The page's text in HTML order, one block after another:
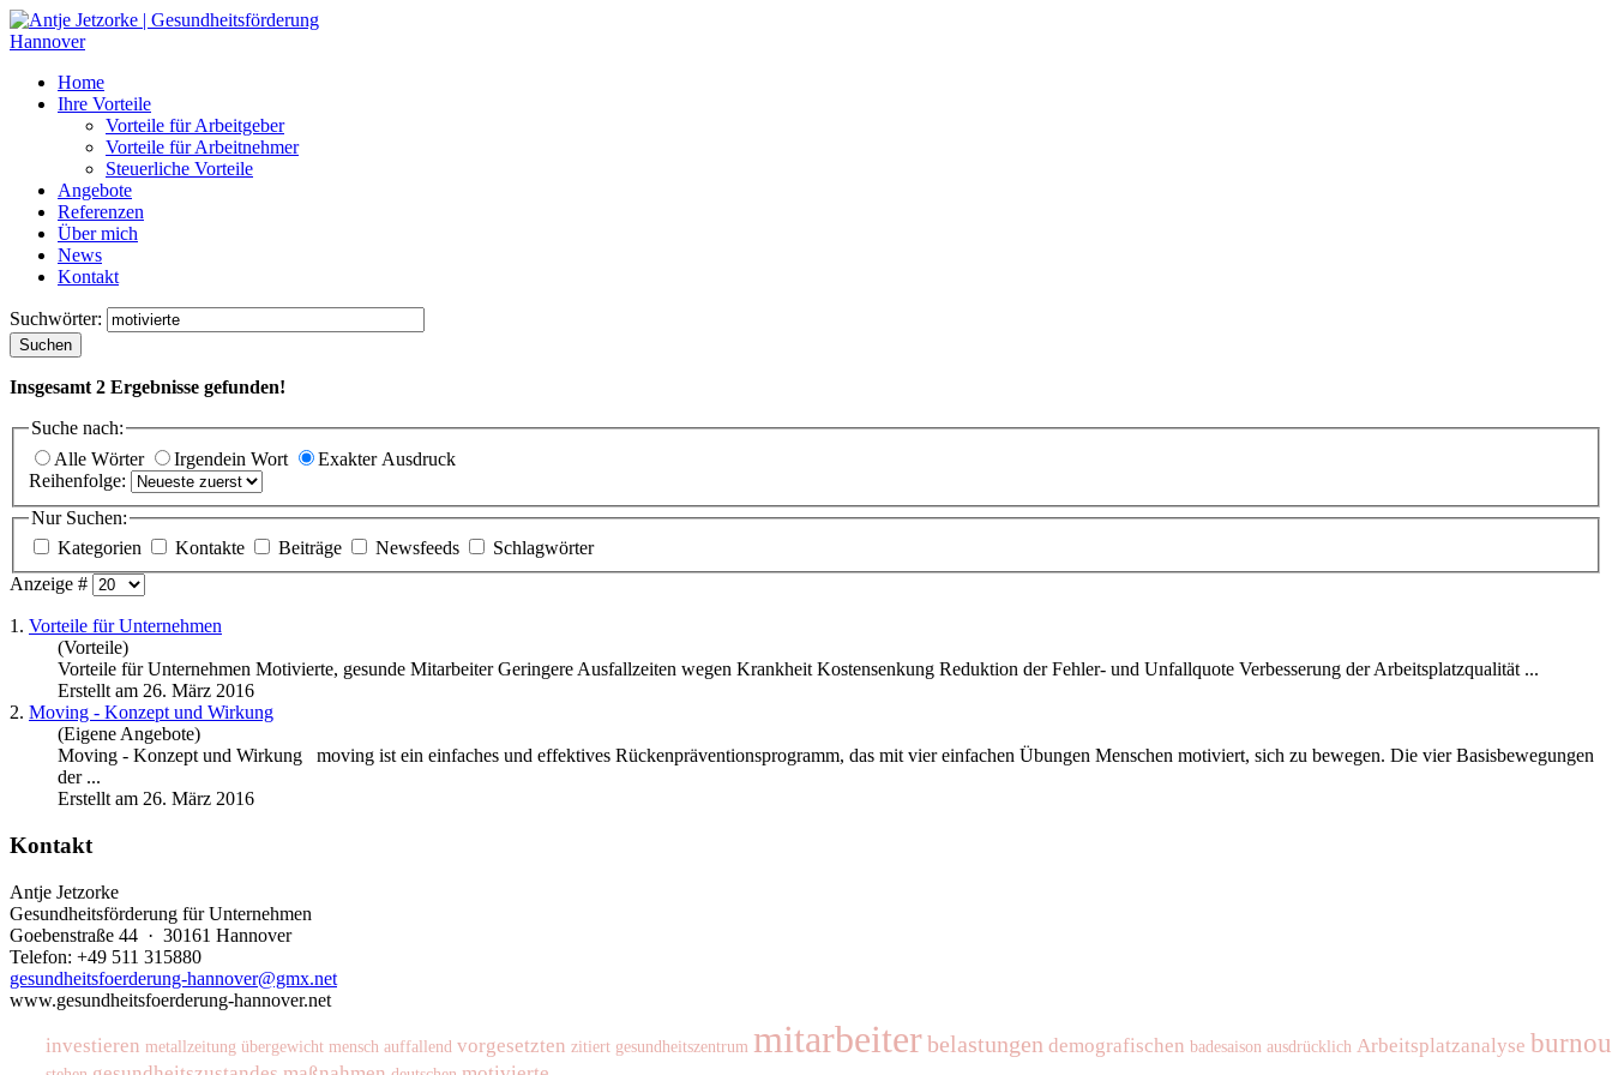
Home
Ihre Vorteile
Vorteile für Arbeitgeber
Vorteile für Arbeitnehmer
Steuerliche Vorteile
Angebote
Referenzen
Über mich
News
Kontakt
Suchwörter:
Suchen
Insgesamt 2 Ergebnisse gefunden!
Suche nach:
Alle Wörter
Irgendein Wort
Exakter Ausdruck
Reihenfolge:
Nur Suchen:
Kategorien
Kontakte Beiträge Newsfeeds
Schlagwörter
Anzeige #
1. Vorteile für Unternehmen
(Vorteile)
Vorteile für Unternehmen Motivierte, gesunde Mitarbeiter Geringere Ausfallzeiten wegen Krankheit Kostensenkung Reduktion der Fehler- und Unfallquote Verbesserung der Arbeitsplatzqualität ...
Erstellt am 26. März 2016
2. Moving - Konzept und Wirkung
(Eigene Angebote)
Moving - Konzept und Wirkung moving ist ein einfaches und effektives Rückenpräventionsprogramm, das mit vier einfachen Übungen Menschen motiviert, sich zu bewegen. Die vier Basisbewegungen
der ...
Erstellt am 26. März 2016
Kontakt
Antje Jetzorke
Gesundheitsförderung für Unternehmen
Goebenstraße 44 · 30161 Hannover
Telefon: +49 511 315880
gesundheitsfoerderung-hannover@gmx.net
www.gesundheitsfoerderung-hannover.net
investieren metallzeitung übergewicht mensch auffallend vorgesetzten zitiert gesundheitszentrum mitarbeiterbelastungen demografischen badesaison ausdrücklich Arbeitsplatzanalyse